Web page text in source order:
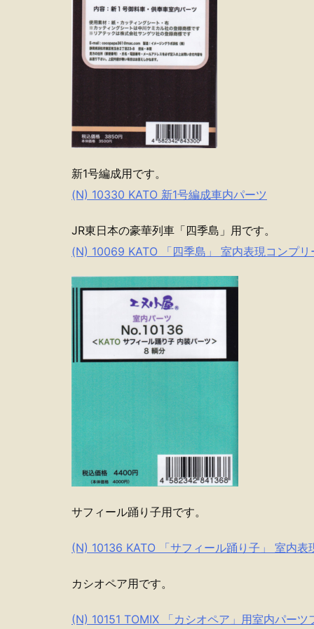
新1号編成用です。
(N) 10330 KATO 新1号編成車内パーツ
JR東日本の豪華列車「四季島」用です。
(N) 10069 KATO 「四季島」 室内表現コンプリ
サフィール踊り子用です。
(N) 10136 KATO 「サフィール踊り子」 室内表
カシオペア用です。
(N) 10151 TOMIX 「カシオペア」用室内パーツ